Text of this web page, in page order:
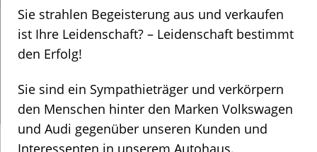
Sie strahlen Begeisterung aus und verkaufen
ist Ihre Leidenschaft? – Leidenschaft bestimmt
den Erfolg!
Sie sind ein Sympathieträger und verkörpern
den Menschen hinter den Marken Volkswagen
und Audi gegenüber unseren Kunden und
Interessenten in unserem Autohaus.